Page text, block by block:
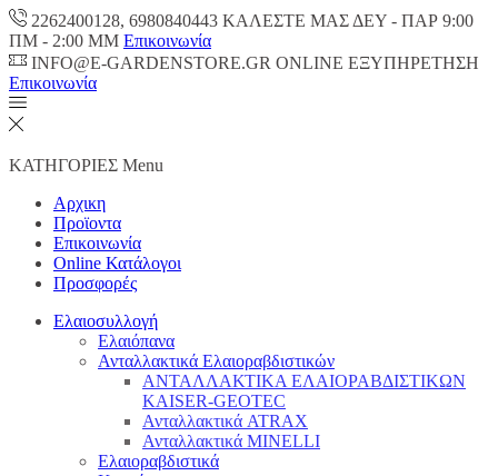
2262400128, 6980840443 ΚΑΛΕΣΤΕ ΜΑΣ ΔΕΥ - ΠΑΡ 9:00
ΠM - 2:00 ΜΜ Επικοινωνία
INFO@E-GARDENSTORE.GR ONLINE ΕΞΥΠΗΡΕΤΗΣH
Επικοινωνία
ΚΑΤΗΓΟΡΙΕΣ Menu
Αρχικη
Προϊοντα
Επικοινωνία
Online Κατάλογοι
Προσφορές
Ελαιοσυλλογή
Ελαιόπανα
Ανταλλακτικά Ελαιοραβδιστικών
ΑΝΤΑΛΛΑΚΤΙΚΑ ΕΛΑΙΟΡΑΒΔΙΣΤΙΚΩΝ
KAISER-GEOTEC
Ανταλλακτικά ATRAX
Ανταλλακτικά MINELLI
Ελαιοραβδιστικά